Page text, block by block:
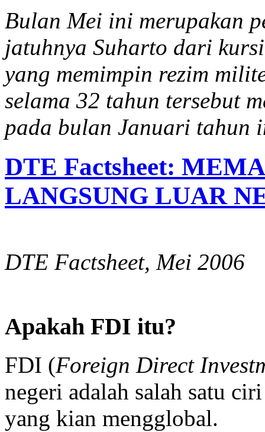
Bulan Mei ini merupakan
jatuhnya Suharto dari
yang memimpin rezim
selama 32 tahun tersebut
pada bulan Januari tahun
DTE Factsheet:
LANGSUNG LUAR
DTE Factsheet, Mei 2006
Apakah FDI itu?
FDI (Foreign Direct
negeri adalah salah satu
yang kian mengglobal.